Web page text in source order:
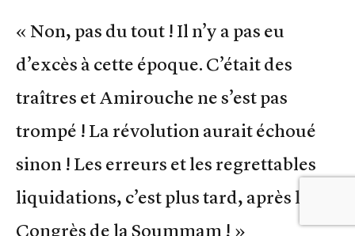
« Non, pas du tout ! Il n’y a pas eu
d’excès à cette époque. C’était des
traîtres et Amirouche ne s’est pas
trompé ! La révolution aurait échoué
sinon ! Les erreurs et les regrettables
liquidations, c’est plus tard, après le
Congrès de la Soummam ! »